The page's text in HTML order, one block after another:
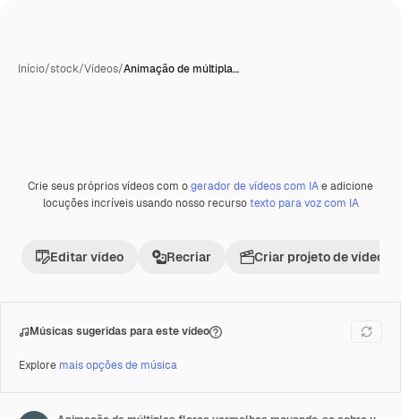
Início/stock/Vídeos/Animação de múltipla…
Premium
Crie seus próprios vídeos com ogerador de vídeos com IAe adicione
locuções incríveis usando nosso recursotexto para voz com IA
Editar vídeo Recriar Criar projeto de vídeo
Músicas sugeridas para este vídeo
Explore mais opções de música